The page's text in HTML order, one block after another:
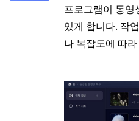
프로그램이 동영
있게 합니다. 작
나 복잡도에 따